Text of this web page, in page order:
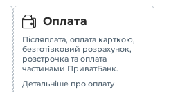
Оплата
Післяплата, оплата карткою,
безготівковий розрахунок,
розстрочка та оплата
частинами ПриватБанк.
Детальніше про оплату